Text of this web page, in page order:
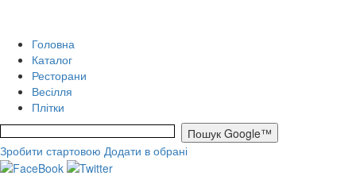
Головна
Каталог
Ресторани
Весілля
Плітки
Зробити стартовою Додати в обрані